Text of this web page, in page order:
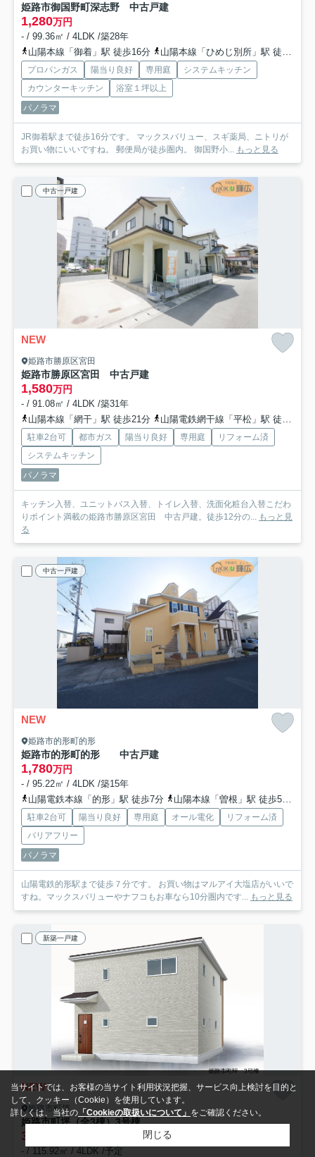
姫路市御国野町深志野 中古戸建
1,280万円
- / 99.36㎡ / 4LDK /築28年
山陽本線「御着」駅 徒歩16分
山陽本線「ひめじ別所」駅 徒歩27分
プロパンガス 陽当り良好 専用庭
システムキッチン
カウンターキッチン
浴室１坪以上
パノラマ
JR御着駅まで徒歩16分です。 マックスバリュー、スギ薬局、ニトリが
お買い物にいいですね。 郵便局が徒歩圏内。 御国野小...
もっと見る
中古一戸建
NEW
姫路市勝原区宮田
姫路市勝原区宮田 中古戸建
1,580万円
- / 91.08㎡ / 4LDK /築31年
山陽本線「網干」駅 徒歩21分
山陽電鉄網干線「平松」駅 徒歩29分
駐車2台可 都市ガス 陽当り良好 専用庭
リフォーム済
システムキッチン
パノラマ
キッチン入替、ユニットバス入替、トイレ入替、洗面化粧台入替こだわ
りポイント満載の姫路市勝原区宮田 中古戸建。徒歩12分の...
もっと見
る
中古一戸建
NEW
姫路市的形町的形
姫路市的形町的形 中古戸建
1,780万円
- / 95.22㎡ / 4LDK /築15年
山陽電鉄本線「的形」駅 徒歩7分
山陽本線「曽根」駅 徒歩58分
駐車2台可 陽当り良好 専用庭 オール電化
リフォーム済
バリアフリー
パノラマ
山陽電鉄的形駅まで徒歩７分です。 お買い物はマルアイ大塩店がいいで
すね。マックスバリューやナフコもお車なら10分圏内です... もっと見る
新築一戸建
NEW
姫路市町坪
姫路市町坪（全3棟）3号棟
3,180
- / 115.92㎡ / 4LDK /予定
当サイトでは、お客様の当サイト利用状況把握、サービス向上検討を目的と
して、クッキー（Cookie）を使用しています。
詳しくは、当社の 「Cookieの取扱いについて」 をご確認ください。
閉じる